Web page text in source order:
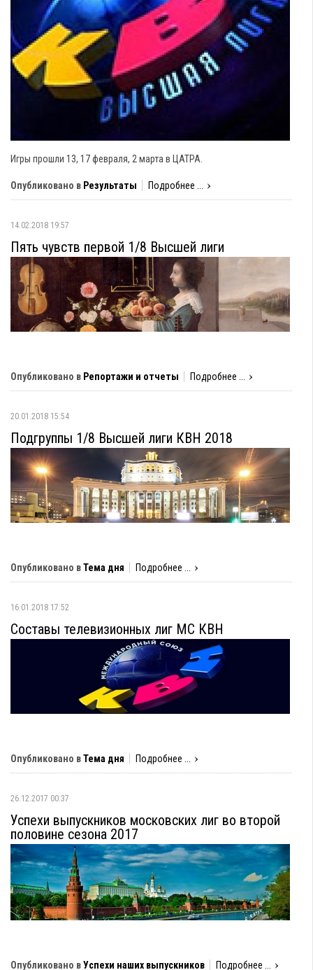
Игры прошли 13, 17 февраля, 2 марта в ЦАТРА.
Опубликовано в Результаты Подробнее ...
14.02.2018 19:57
Пять чувств первой 1/8 Высшей лиги
Опубликовано в Репортажи и отчеты Подробнее ...
20.01.2018 15:54
Подгруппы 1/8 Высшей лиги КВН 2018
Опубликовано вТема дня Подробнее ...
16.01.2018 17:52
Составы телевизионных лиг МС КВН
Опубликовано вТема дня Подробнее ...
26.12.2017 00:37
Успехи выпускников московских лиг во второй
половине сезона 2017
Опубликовано вУспехи наших выпускников Подробнее ...